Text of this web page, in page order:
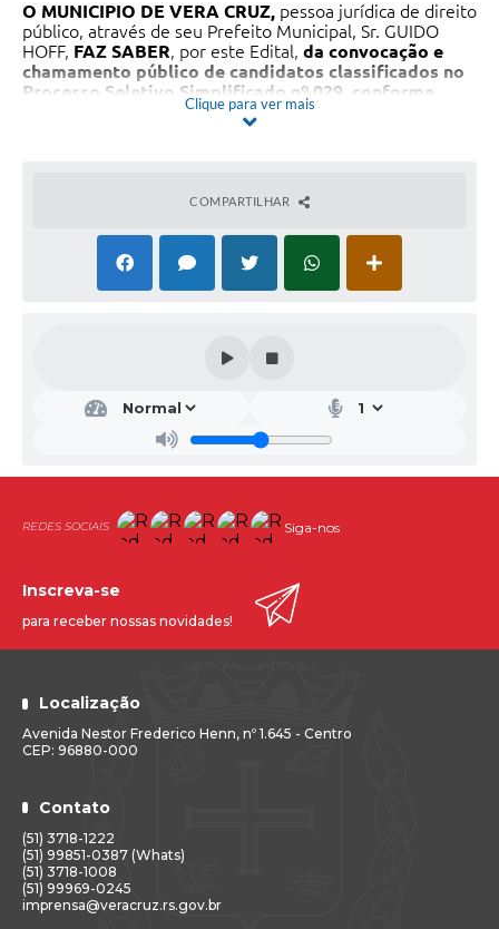
O MUNICIPIO DE VERA CRUZ, pessoa jurídica de direito
público, através de seu Prefeito Municipal, Sr. GUIDO
HOFF, FAZ SABER, por este Edital, da convocação e
chamamento público de candidatos classificados no
Processo Seletivo Simplificado nº 029, conforme
Edital nº 128/2016, homologação final de acordo com
o Edital nº 133/2016, para admissão EM FUNÇÃO
PROFESSOR ÁREA II – CIÊNCIAS– PSS Nº 029
ClassificaçãoNome
2°MÔNICA MARIA WEILAND
itens 13.1.1 até 13.1.19, do edital acima referido. A
convocada deve se apresentar no setor de Recursos
Prefeitura Municipal de Vera Cruz, situada na Avenida
Nestor Frederico Henn, 1645. comparecimento no prazo
estipulado será interpretado como renuncia ao contrato.
Prefeito Municipal.
Clique para ver mais
COMPARTILHAR
Siga-nos
Localização
Avenida Nestor Frederico Henn, nº 1.645 - Centro
CEP: 96880-000
Contato
(51) 3718-1222
(51) 99851-0387 (Whats)
(51) 3718-1008
(51) 99969-0245
imprensa@veracruz.rs.gov.br
Inscreva-se
para receber nossas novidades!